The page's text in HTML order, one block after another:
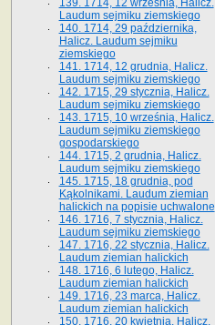
139. 1714, 12 września, Halicz.
Laudum sejmiku ziemskiego
140. 1714, 29 października,
Halicz. Laudum sejmiku
ziemskiego
141. 1714, 12 grudnia, Halicz.
Laudum sejmiku ziemskiego
142. 1715, 29 stycznia, Halicz.
Laudum sejmiku ziemskiego
143. 1715, 10 września, Halicz.
Laudum sejmiku ziemskiego
gospodarskiego
144. 1715, 2 grudnia, Halicz.
Laudum sejmiku ziemskiego
145. 1715, 18 grudnia, pod
Kąkolnikami. Laudum ziemian
halickich na popisie uchwalone
146. 1716, 7 stycznia, Halicz.
Laudum sejmiku ziemskiego
147. 1716, 22 stycznia, Halicz.
Laudum ziemian halickich
148. 1716, 6 lutego, Halicz.
Laudum ziemian halickich
149. 1716, 23 marca, Halicz.
Laudum ziemian halickich
150. 1716, 20 kwietnia, Halicz.